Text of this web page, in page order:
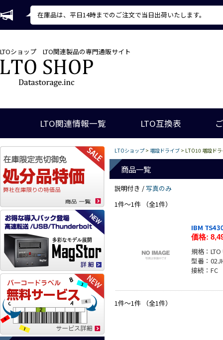
在庫品は、平日14時までのご注文で当日出荷いたします。
LTOショップ LTO関連製品の専門通販サイト
LTO関連情報一覧 LTO互換表
LTOショップ> 増設ドライブ > LTO10 増設ド
商品一覧
説明付き /写真のみ
1件～1件 （全1件）
IBM
価格:
規格：
型番：
接続：FC
1件～1件 （全1件）